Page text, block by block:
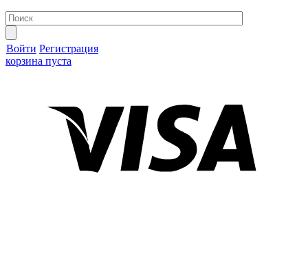
Войти Регистрация
корзина пуста